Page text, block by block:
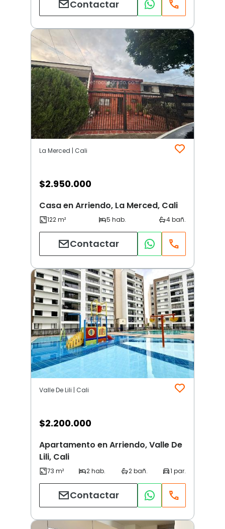
Contactar
La Merced | Cali
$2.950.000
Casa en Arriendo, La Merced, Cali
Contactar
Valle De Lili | Cali
$2.200.000
Apartamento en Arriendo, Valle De
Lili, Cali
Contactar